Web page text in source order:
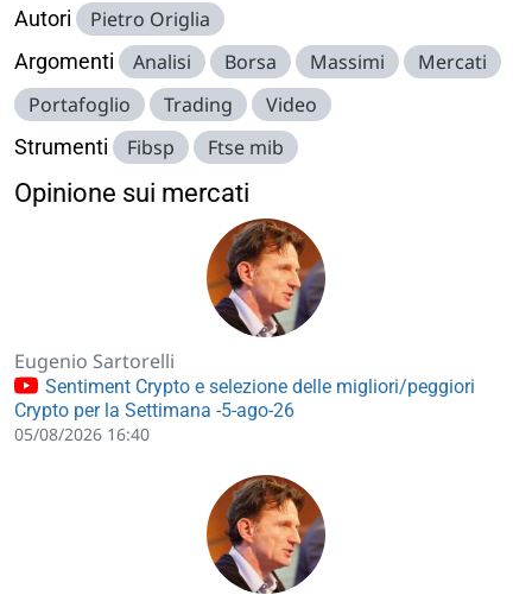
Autori Pietro Origlia
Argomenti Analisi Borsa Massimi
Mercati
Portafoglio
Trading Video
Strumenti Fibsp Ftse mib
Opinione sui mercati
Eugenio Sartorelli
Sentiment Crypto e selezione delle migliori/peggiori
Crypto per la Settimana -5-ago-26
05/08/2026 16:40